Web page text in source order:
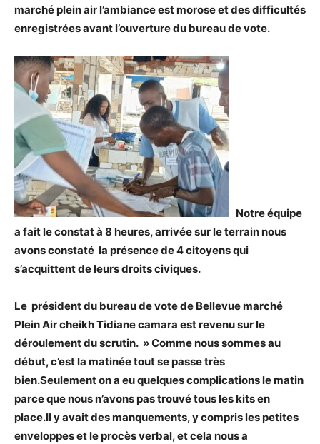
marché plein air l’ambiance est morose et des difficultés
enregistrées avant l’ouverture du bureau de vote.
Notre équipe
a fait le constat à 8 heures, arrivée sur le terrain nous
avons constaté la présence de 4 citoyens qui
s’acquittent de leurs droits civiques.
Le président du bureau de vote de Bellevue marché
Plein Air cheikh Tidiane camara est revenu sur le
déroulement du scrutin. » Comme nous sommes au
début, c’est la matinée tout se passe très
bien.Seulement on a eu quelques complications le matin
parce que nous n’avons pas trouvé tous les kits en
place.Il y avait des manquements, y compris les petites
enveloppes et le procès verbal, et cela nous a